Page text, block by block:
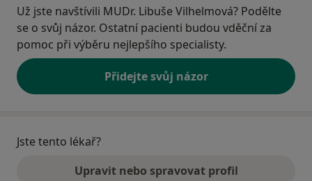
Už jste navštívili MUDr. Libuše Vilhelmová? Podělte
se o svůj názor. Ostatní pacienti budou vděční za
pomoc při výběru nejlepšího specialisty.
Přidejte svůj názor
Jste tento lékař?
Upravit nebo spravovat profil